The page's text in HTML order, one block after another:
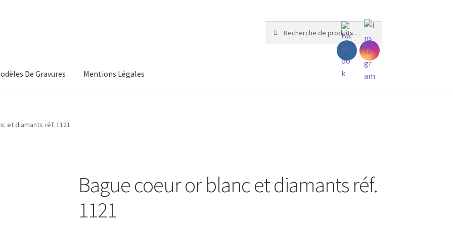
pour :
De Gravures Mentions Légales
et diamants réf. 1121
Bague coeur or blanc et diamants réf.
1121